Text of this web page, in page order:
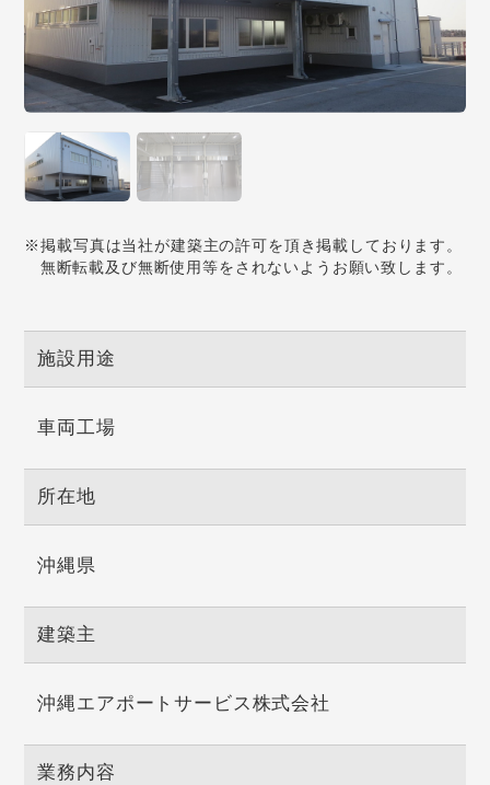
※掲載写真は当社が建築主の許可を頂き掲載しております。
無断転載及び無断使用等をされないようお願い致します。
施設用途
車両工場
所在地
沖縄県
建築主
沖縄エアポートサービス株式会社
業務内容